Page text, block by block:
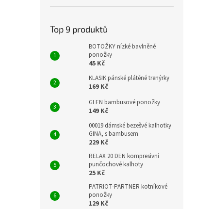
Top 9 produktů
BOTOŽKY nízké bavlněné
ponožky
45 Kč
KLASIK pánské plátěné trenýrky
169 Kč
GLEN bambusové ponožky
149 Kč
00019 dámské bezešvé kalhotky
GINA, s bambusem
229 Kč
RELAX 20 DEN kompresivní
punčochové kalhoty
25 Kč
PATRIOT-PARTNER kotníkové
ponožky
129 Kč